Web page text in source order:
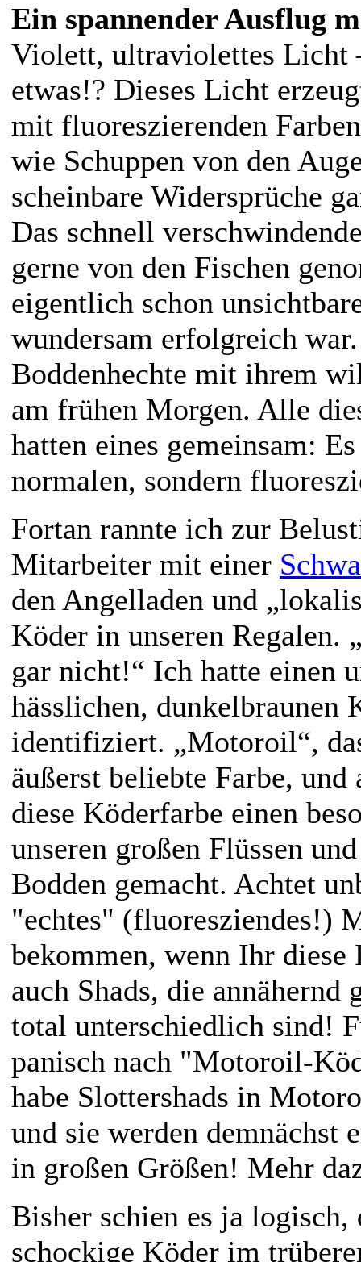
Ein spannender Ausflug
Violett, ultraviolettes Licht
etwas!? Dieses Licht
mit fluoreszierenden
wie Schuppen von den
scheinbare Widersprüche
Das schnell
gerne von den Fischen
eigentlich schon
wundersam erfolgreich
Boddenhechte mit ihrem
am frühen Morgen. Alle
hatten eines gemeinsam:
normalen, sondern
Fortan rannte ich zur
Mitarbeiter mit einer
den Angelladen und
Köder in unseren Regalen.
gar nicht!“ Ich hatte einen
hässlichen, dunkelbraunen
identifiziert. „Motoroil“,
äußerst beliebte Farbe, und
diese Köderfarbe einen
unseren großen Flüssen
Bodden gemacht. Achtet
"echtes" (fluoresziendes!)
bekommen, wenn Ihr diese
auch Shads, die annähernd
total unterschiedlich sind!
panisch nach "Motoroil-
habe Slottershads in
und sie werden demnächst
in großen Größen! Mehr
Bisher schien es ja logisch,
schockige Köder im